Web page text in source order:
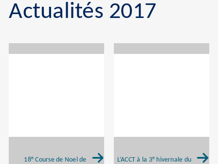
Actualités 2017
18e Course de Noel de
L’ACCT à la 3e hivernale du